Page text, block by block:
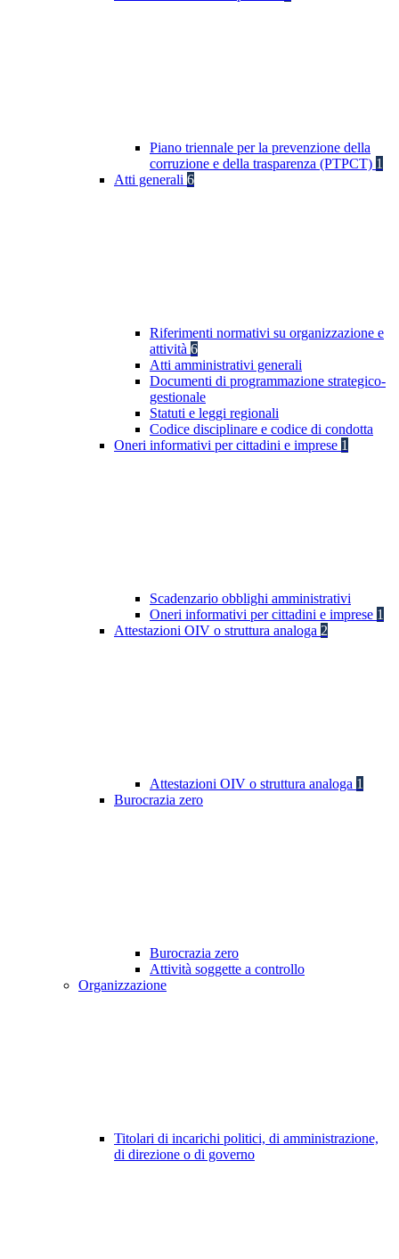
Piano triennale per la prevenzione della
corruzione e della trasparenza (PTPCT) 1
Atti generali 6
Riferimenti normativi su organizzazione e
attività 6
Atti amministrativi generali
Documenti di programmazione strategico-
gestionale
Statuti e leggi regionali
Codice disciplinare e codice di condotta
Oneri informativi per cittadini e imprese 1
Scadenzario obblighi amministrativi
Oneri informativi per cittadini e imprese 1
Attestazioni OIV o struttura analoga 2
Attestazioni OIV o struttura analoga 1
Burocrazia zero
Burocrazia zero
Attività soggette a controllo
Organizzazione
Titolari di incarichi politici, di amministrazione,
di direzione o di governo